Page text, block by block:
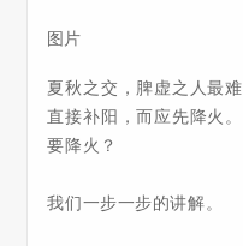
图片
夏秋之交，脾虚之人最
直接补阳，而应先降火
要降火？
我们一步一步的讲解。